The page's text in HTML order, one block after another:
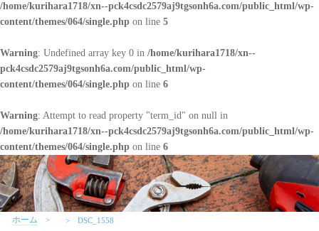
/home/kurihara1718/xn--pck4csdc2579aj9tgsonh6a.com/public_html/wp-
content/themes/064/single.php on line 5
Warning: Undefined array key 0 in /home/kurihara1718/xn--
pck4csdc2579aj9tgsonh6a.com/public_html/wp-
content/themes/064/single.php on line 6
Warning: Attempt to read property "term_id" on null in
/home/kurihara1718/xn--pck4csdc2579aj9tgsonh6a.com/public_html/wp-
content/themes/064/single.php on line 6
ホーム DSC_1558